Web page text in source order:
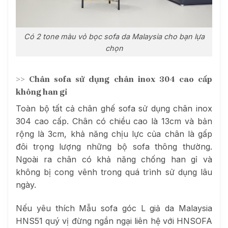
Có 2 tone màu vỏ bọc sofa da Malaysia cho bạn lựa
chọn
>> Chân sofa sử dụng chân inox 304 cao cấp
không han gỉ
Toàn bộ tất cả chân ghế sofa sử dụng chân inox
304 cao cấp. Chân có chiều cao là 13cm và bản
rộng là 3cm, khả năng chịu lực của chân là gấp
đôi trọng lượng những bộ sofa thông thường.
Ngoài ra chân có khả năng chống han gỉ và
không bị cong vênh trong quá trình sử dụng lâu
ngày.
Nếu yêu thích Mẫu sofa góc L giả da Malaysia
HNS51 quý vị đừng ngần ngại liên hệ với HNSOFA